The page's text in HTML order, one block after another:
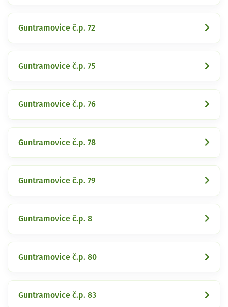
Guntramovice č.p. 72
Guntramovice č.p. 75
Guntramovice č.p. 76
Guntramovice č.p. 78
Guntramovice č.p. 79
Guntramovice č.p. 8
Guntramovice č.p. 80
Guntramovice č.p. 83